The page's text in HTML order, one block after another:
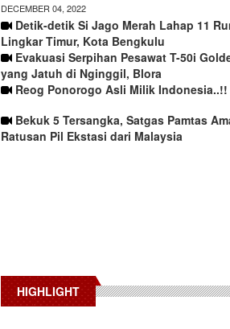
DECEMBER 04, 2022
Detik-detik Si Jago Merah Lahap 11
Lingkar Timur, Kota Bengkulu
Evakuasi Serpihan Pesawat T-50i
yang Jatuh di Nginggil, Blora
Reog Ponorogo Asli Milik Indonesia..!!
Bekuk 5 Tersangka, Satgas Pamtas
Ratusan Pil Ekstasi dari Malaysia
HIGHLIGHT